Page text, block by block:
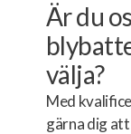
Är du
välja?
Med
gärna dig